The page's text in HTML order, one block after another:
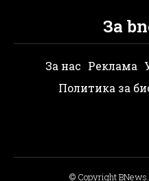
За
За нас Реклама
Политика за
© Copyright